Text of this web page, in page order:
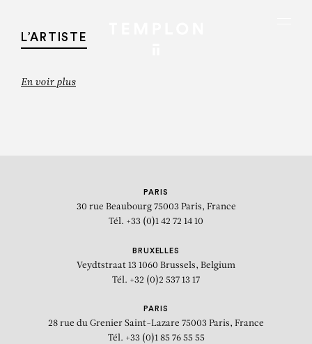
KAREL APPEL
Devant la tombe
L’ARTISTE
En voir plus
PARIS
30 rue Beaubourg 75003 Paris, France
Tél. +33 (0)1 42 72 14 10
BRUXELLES
Veydtstraat 13 1060 Brussels, Belgium
Tél. +32 (0)2 537 13 17
PARIS
28 rue du Grenier Saint-Lazare 75003 Paris, France
Tél. +33 (0)1 85 76 55 55